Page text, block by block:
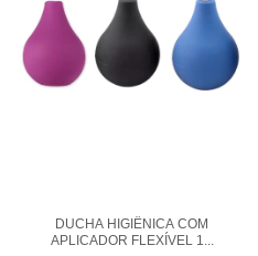
DUCHA HIGIÊNICA COM
APLICADOR FLEXÍVEL 1...